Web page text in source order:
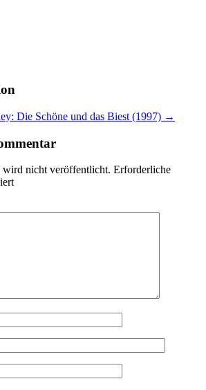
Die Schöne und das Biest (1997) →
nicht veröffentlicht. Erforderliche